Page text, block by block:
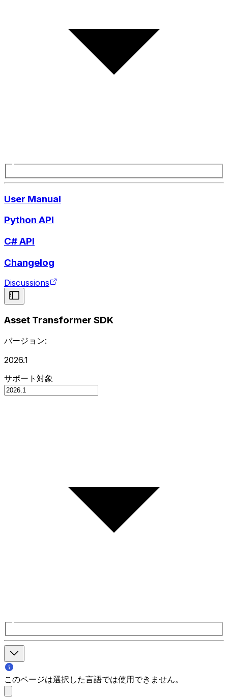
User Manual
Python API
C# API
Changelog
Discussions
Asset Transformer SDK
バージョン:
2026.1
サポート対象
このページは選択した言語では使用できません。